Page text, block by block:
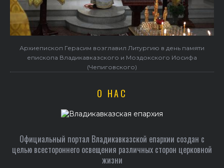
Архиепископ Герасим возглавил Литургию в день памяти
епископа Владикавказского и Моздокского Иосифа
(Чепиговского)
О НАС
Официальный портал Владикавказской епархии создан c
целью всестороннего освещения различных сторон церковной
жизни